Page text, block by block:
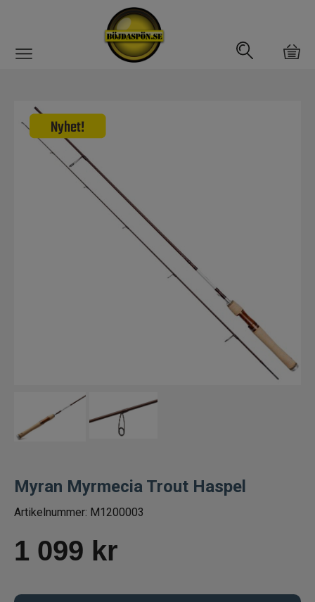
Abborrfemman
Interfiske
Havsfiskespön
Spinnspön
Teleskopspön
Vertikalspön
Myran Myrmecia Trout Haspel
Artikelnummer: M1200003
1 099 kr